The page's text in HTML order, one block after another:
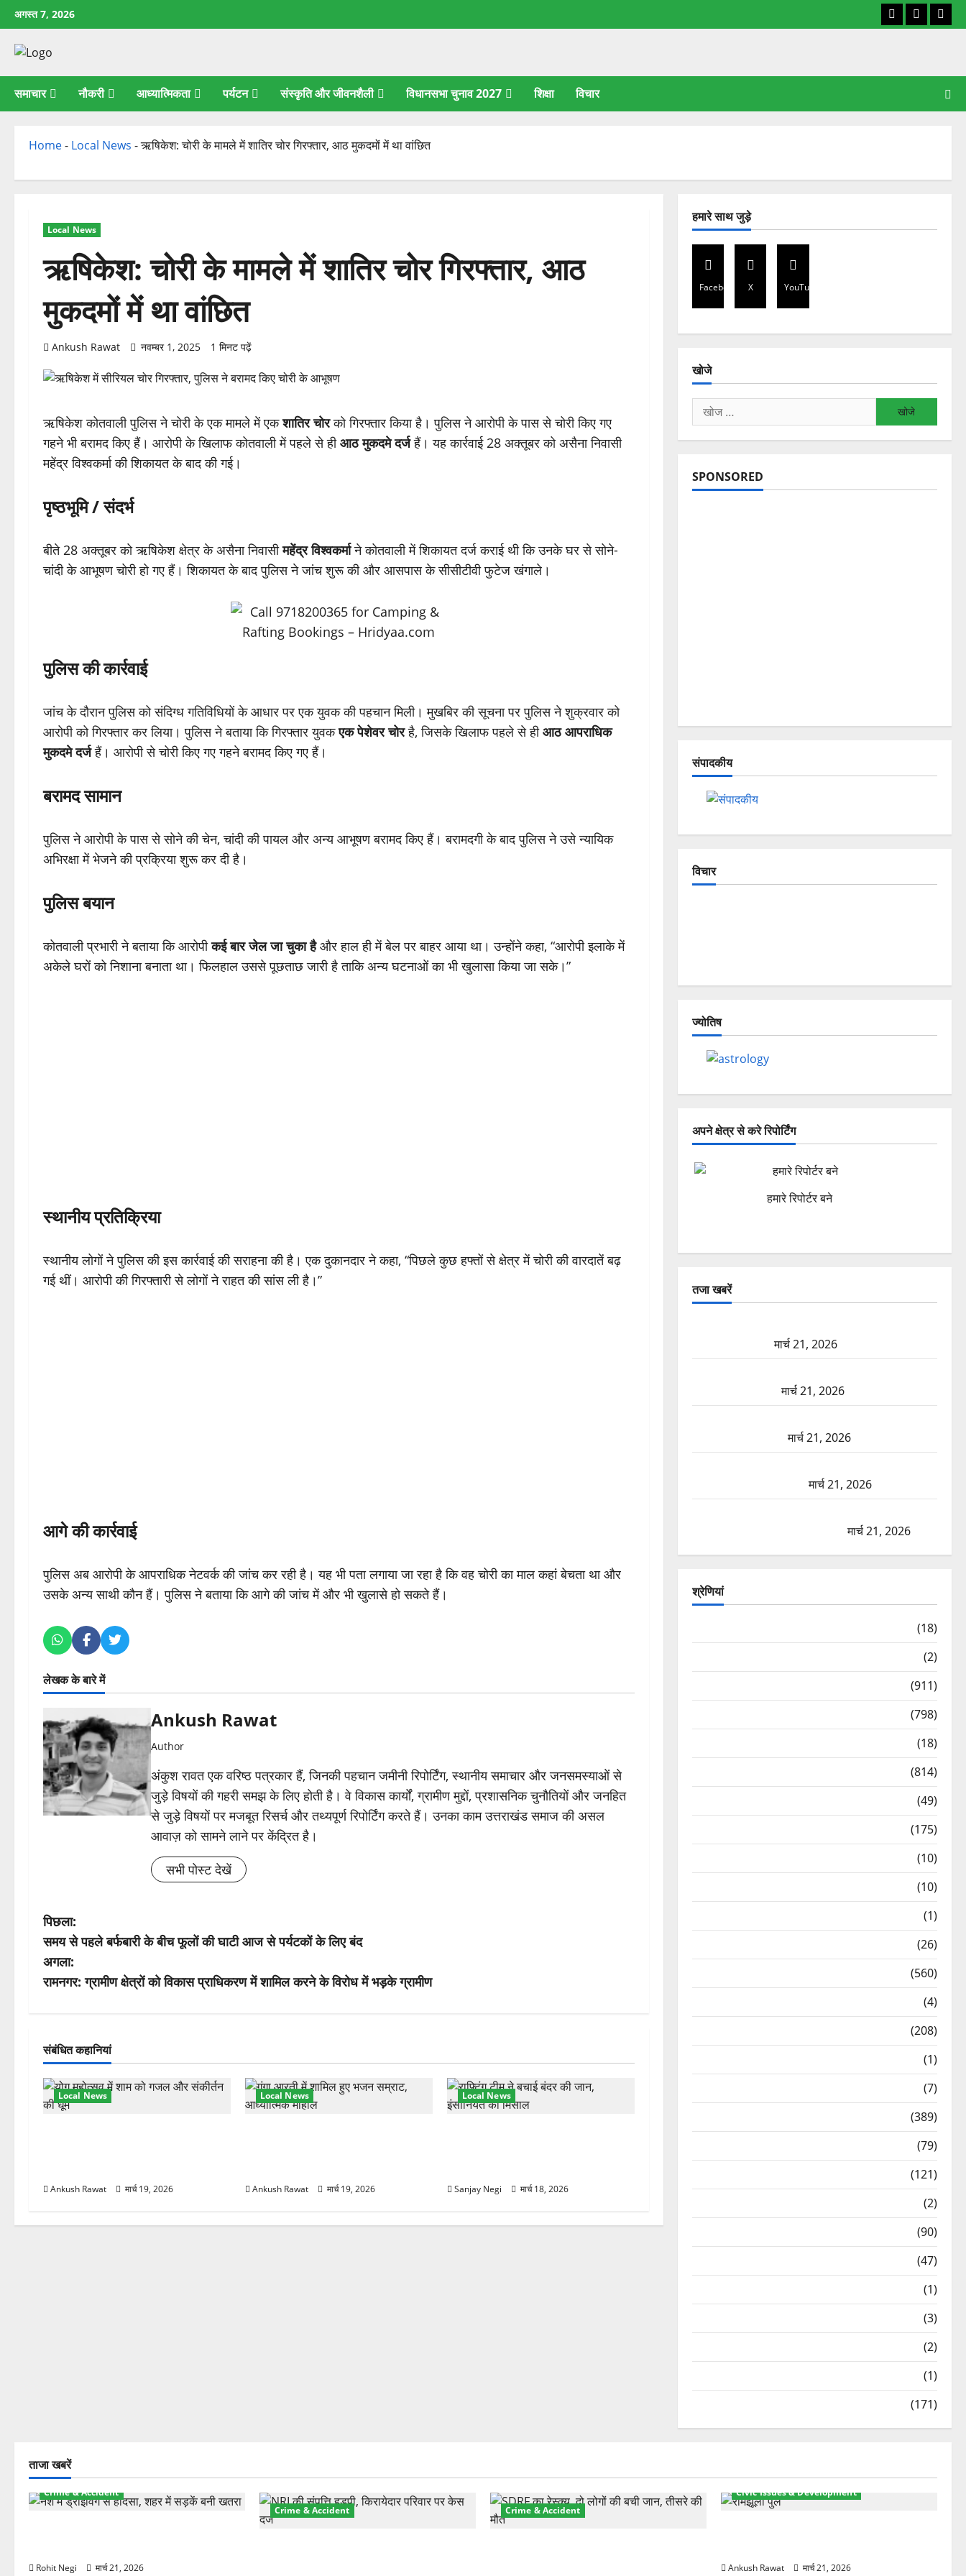
छोड़कर
सामग्री
अगस्त 7, 2026 Facebook
X
समाचार नौकरी आध्यात्मिकता पर्यटन संस्कृति और जीवनशैली विधानसभा चुनाव 2027 शिक्षा विचार
Home- Local News -ऋषिकेश: चोरी के मामले में शातिर चोर गिरफ्तार, आठ मुकदमों में था वांछित
Local News
ऋषिकेश: चोरी के मामले में शातिर चोर गिरफ्तार, आठ
मुकदमों में था वांछित
Ankush Rawat नवम्बर 1, 2025 1 मिनट पढ़ें
ऋषिकेश कोतवाली पुलिस ने चोरी के एक मामले में एकशातिर चोरको गिरफ्तार किया है। पुलिस ने आरोपी के पास से चोरी किए गए
गहने भी बरामद किए हैं। आरोपी के खिलाफ कोतवाली में पहले से हीआठ मुकदमे दर्जहैं। यह कार्रवाई 28 अक्तूबर को असैना निवासी
महेंद्र विश्वकर्मा की शिकायत के बाद की गई।
पृष्ठभूमि / संदर्भ
बीते 28 अक्तूबर को ऋषिकेश क्षेत्र के असैना निवासीमहेंद्र विश्वकर्माने कोतवाली में शिकायत दर्ज कराई थी कि उनके घर से सोने-
चांदी के आभूषण चोरी हो गए हैं। शिकायत के बाद पुलिस ने जांच शुरू की और आसपास के सीसीटीवी फुटेज खंगाले।
पुलिस की कार्रवाई
जांच के दौरान पुलिस को संदिग्ध गतिविधियों के आधार पर एक युवक की पहचान मिली। मुखबिर की सूचना पर पुलिस ने शुक्रवार को
आरोपी को गिरफ्तार कर लिया। पुलिस ने बताया कि गिरफ्तार युवकएक पेशेवर चोरहै, जिसके खिलाफ पहले से हीआठ आपराधिक
मुकदमे दर्जहैं। आरोपी से चोरी किए गए गहने बरामद किए गए हैं।
बरामद सामान
पुलिस ने आरोपी के पास से सोने की चेन, चांदी की पायल और अन्य आभूषण बरामद किए हैं। बरामदगी के बाद पुलिस ने उसे न्यायिक
अभिरक्षा में भेजने की प्रक्रिया शुरू कर दी है।
पुलिस बयान
कोतवाली प्रभारी ने बताया कि आरोपीकई बार जेल जा चुका हैऔर हाल ही में बेल पर बाहर आया था। उन्होंने कहा, “आरोपी इलाके में
अकेले घरों को निशाना बनाता था। फिलहाल उससे पूछताछ जारी है ताकि अन्य घटनाओं का भी खुलासा किया जा सके।”
स्थानीय प्रतिक्रिया
स्थानीय लोगों ने पुलिस की इस कार्रवाई की सराहना की है। एक दुकानदार ने कहा, “पिछले कुछ हफ्तों से क्षेत्र में चोरी की वारदातें बढ़
गई थीं। आरोपी की गिरफ्तारी से लोगों ने राहत की सांस ली है।”
आगे की कार्रवाई
पुलिस अब आरोपी के आपराधिक नेटवर्क की जांच कर रही है। यह भी पता लगाया जा रहा है कि वह चोरी का माल कहां बेचता था और
उसके अन्य साथी कौन हैं। पुलिस ने बताया कि आगे की जांच में और भी खुलासे हो सकते हैं।
लेखक के बारे में
Ankush Rawat
Author
अंकुश रावत एक वरिष्ठ पत्रकार हैं, जिनकी पहचान जमीनी रिपोर्टिंग, स्थानीय समाचार और जनसमस्याओं से
जुड़े विषयों की गहरी समझ के लिए होती है। वे विकास कार्यों, ग्रामीण मुद्दों, प्रशासनिक चुनौतियों और जनहित
से जुड़े विषयों पर मजबूत रिसर्च और तथ्यपूर्ण रिपोर्टिंग करते हैं। उनका काम उत्तराखंड समाज की असल
आवाज़ को सामने लाने पर केंद्रित है।
सभी पोस्ट देखें
पो
स्ट
ने
गे
श
न
पिछला:
समय से पहले बर्फबारी के बीच फूलों की घाटी आज से पर्यटकों के लिए बंद
अगला:
रामनगर: ग्रामीण क्षेत्रों को विकास प्राधिकरण में शामिल करने के विरोध में भड़के ग्रामीण
संबंधित कहानियां
Local News
Ankush Rawat मार्च 19, 2026
Local News
Ankush Rawat मार्च 19, 2026
Local News
Sanjay Negi मार्च 18, 2026
हमारे साथ जुड़े
Facebook X YouTube
खोजे
निम्न
को
खोजें:
SPONSORED
संपादकीय
विचार
ज्योतिष
अपने क्षेत्र से करे रिपोर्टिंग
हमारे रिपोर्टर बने
तजा खबरें
मार्च 21, 2026
मार्च 21, 2026
मार्च 21, 2026
मार्च 21, 2026
मार्च 21, 2026
श्रेणियां
(18)
(2)
(911)
(798)
(18)
(814)
(49)
(175)
(10)
(10)
(1)
(26)
(560)
(4)
(208)
(1)
(7)
(389)
(79)
(121)
(2)
(90)
(47)
(1)
(3)
(2)
(1)
(171)
ताजा खबरें
Crime & Accident
Rohit Negi मार्च 21, 2026
Crime & Accident Crime & Accident
Civic Issues & Development
Ankush Rawat मार्च 21, 2026